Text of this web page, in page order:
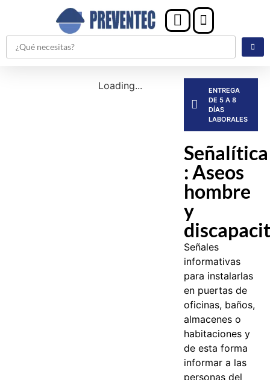
Loading...
ENTREGA
DE 5 A 8
DÍAS
LABORALES
Señalítica
: Aseos
hombre
y
Señales
informativas
para instalarlas
en puertas de
oficinas, baños,
almacenes o
habitaciones y
de esta forma
informar a las
personas del